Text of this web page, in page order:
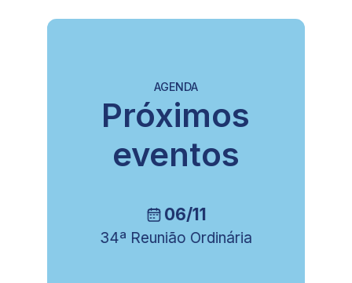
AGENDA
Próximos
eventos
06/11
34ª Reunião Ordinária